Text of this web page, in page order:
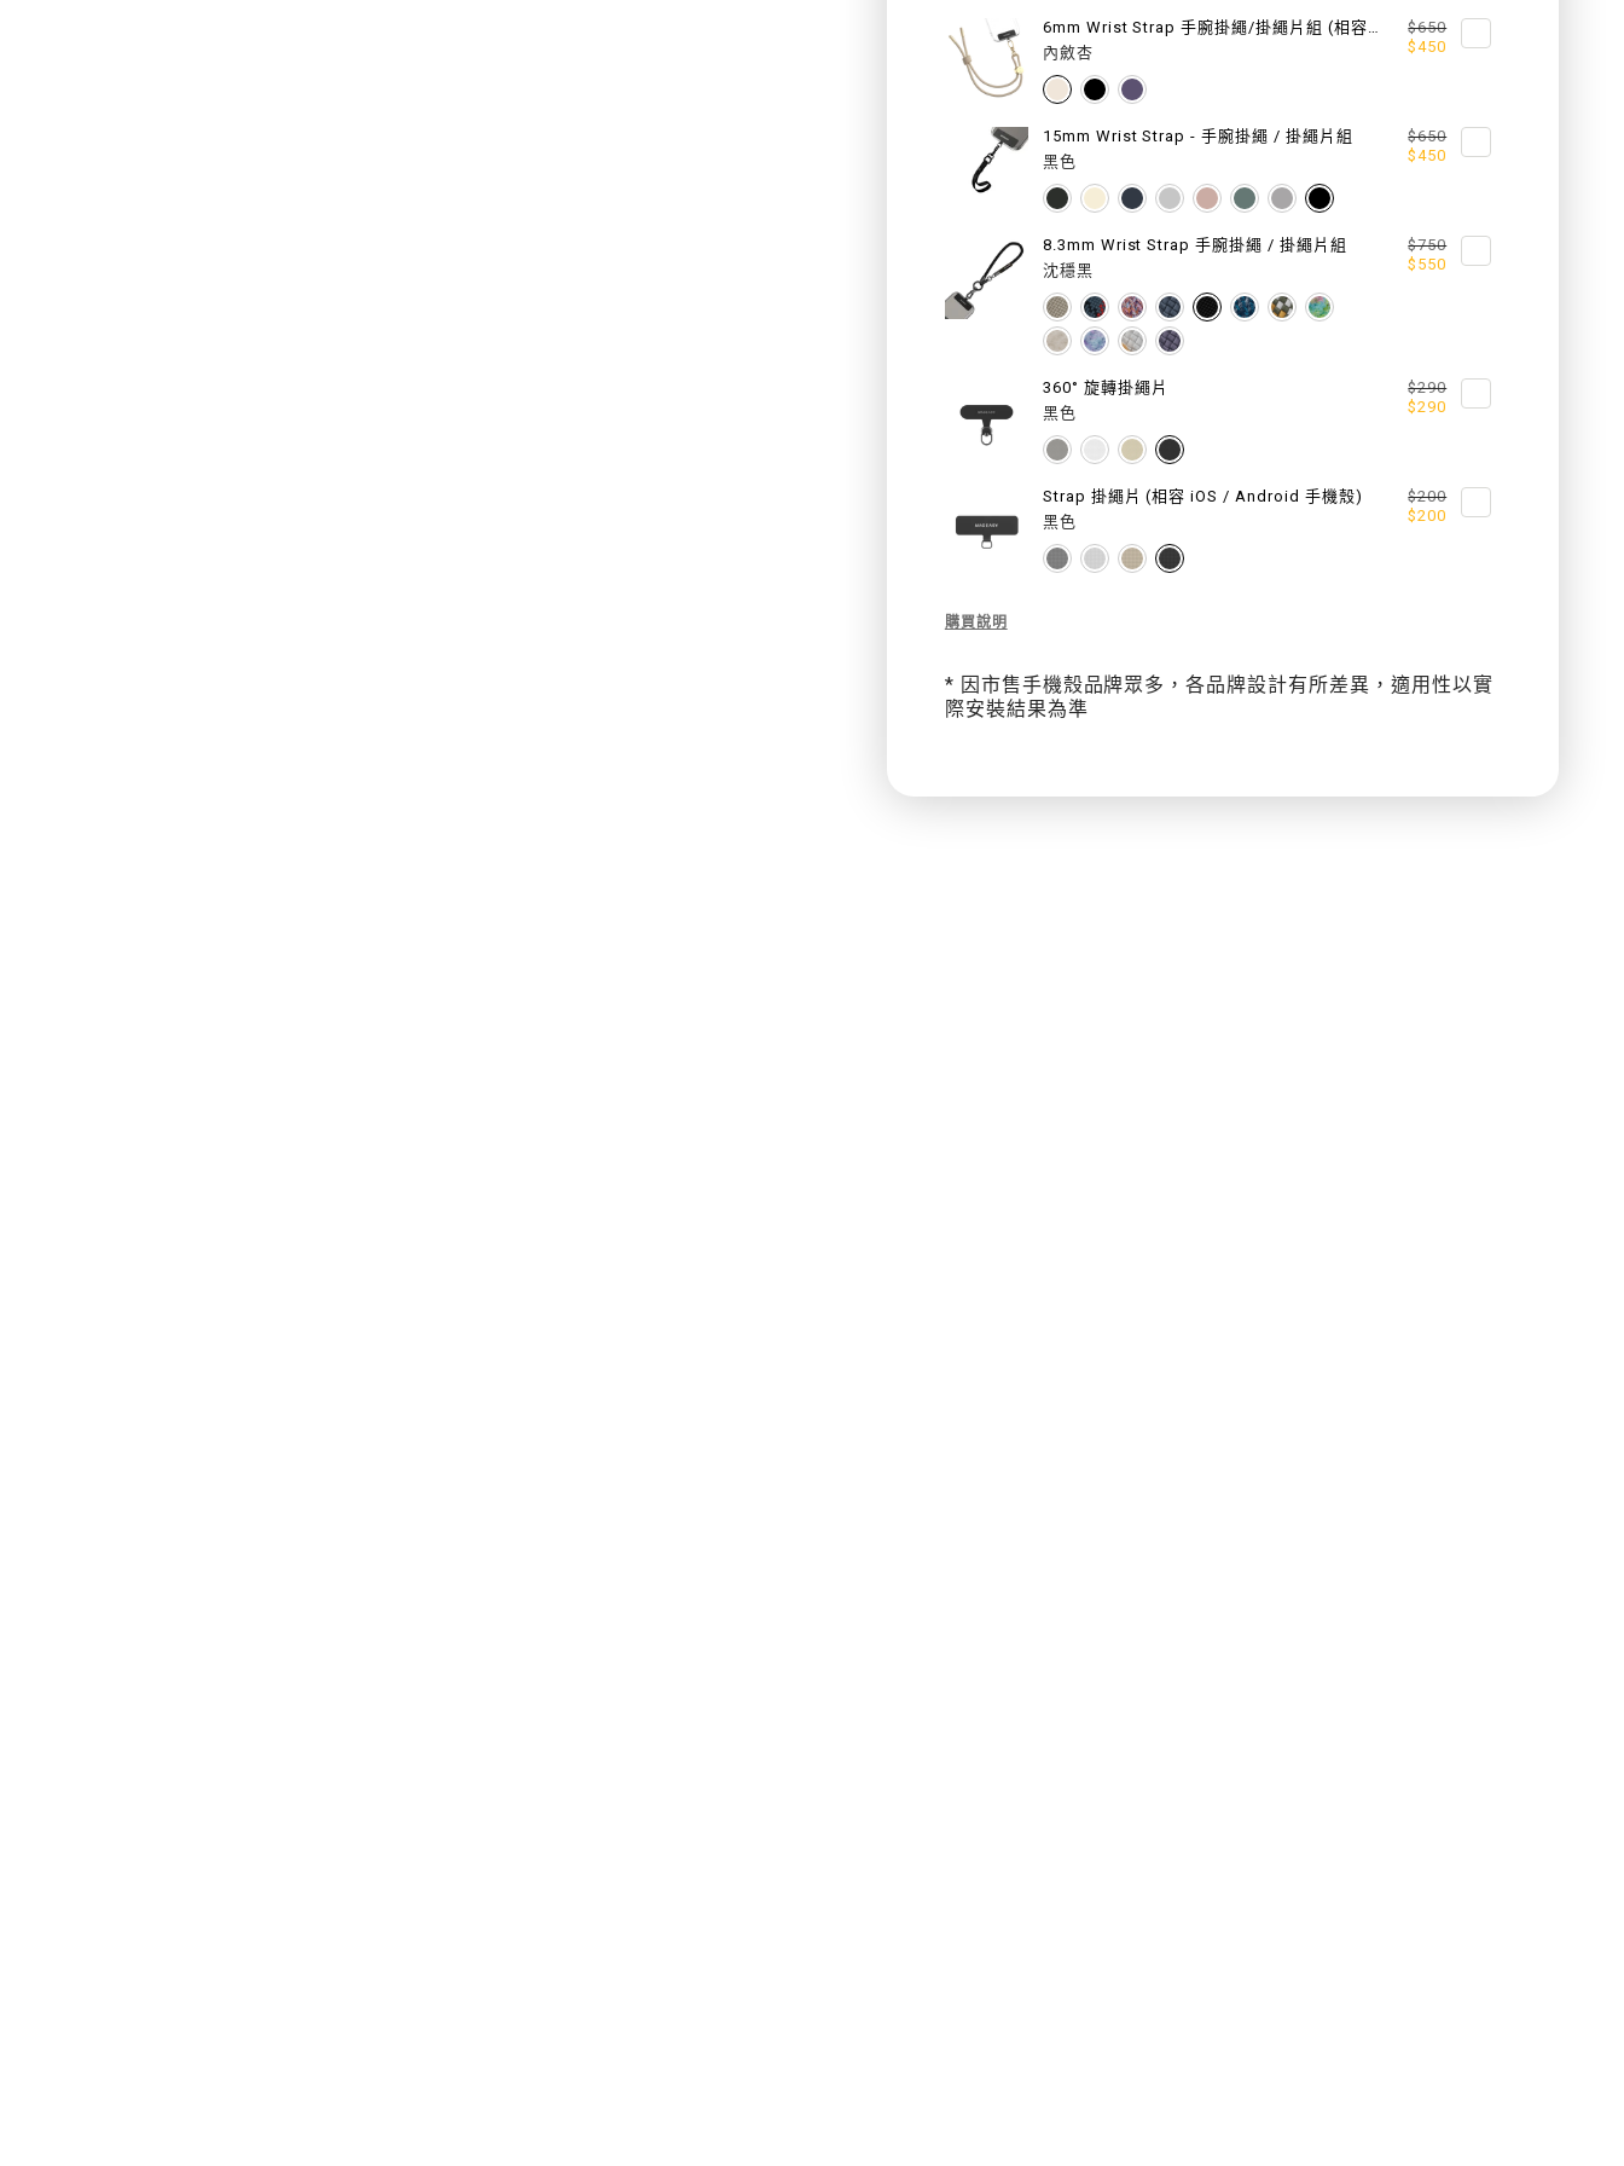
MONO
UTILITY
STRAP
機
能
快
扣
/
繩
片
組
型）
MONO
UTILITY
STRAP
能
快
扣
掛
繩
/
掛
繩
片
型）
6mm Wrist Strap 手腕掛繩/掛繩片組 (相容 iOS / Android 手機殼)
內斂杏
$650
$450
15mm Wrist Strap - 手腕掛繩 / 掛繩片組
黑色
$650
$450
8.3mm Wrist Strap 手腕掛繩 / 掛繩片組
沈穩黑
$750
$550
360° 旋轉掛繩片
黑色
$290
$290
Strap 掛繩片 (相容 iOS / Android 手機殼)
黑色
$200
$200
Description
20mm
Mono
Utility
能
購買說明
* 因市售手機殼品牌眾多，各品牌設計有所差異，適用性以實
際安裝結果為準